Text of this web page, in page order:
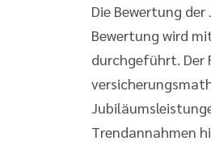
Die Bewertung
Bewertung wird
durchgeführt. Der
Trendannahmen